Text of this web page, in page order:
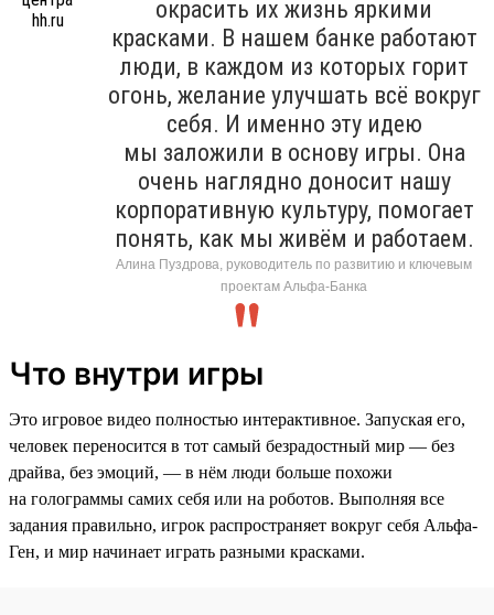
окрасить их жизнь яркими
красками. В нашем банке работают
люди, в каждом из которых горит
огонь, желание улучшать всё вокруг
себя. И именно эту идею
мы заложили в основу игры. Она
очень наглядно доносит нашу
корпоративную культуру, помогает
понять, как мы живём и работаем.
Алина Пуздрова, руководитель по развитию и ключевым
проектам Альфа-Банка
Что внутри игры
Это игровое видео полностью интерактивное. Запуская его,
человек переносится в тот самый безрадостный мир — без
драйва, без эмоций, — в нём люди больше похожи
на голограммы самих себя или на роботов. Выполняя все
задания правильно, игрок распространяет вокруг себя Альфа-
Ген, и мир начинает играть разными красками.